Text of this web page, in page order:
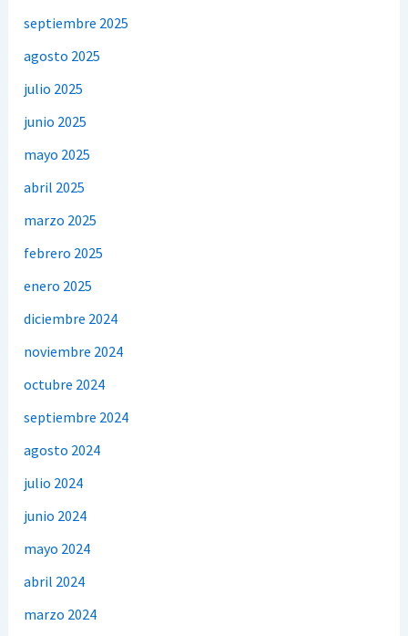
septiembre 2025
agosto 2025
julio 2025
junio 2025
mayo 2025
abril 2025
marzo 2025
febrero 2025
enero 2025
diciembre 2024
noviembre 2024
octubre 2024
septiembre 2024
agosto 2024
julio 2024
junio 2024
mayo 2024
abril 2024
marzo 2024